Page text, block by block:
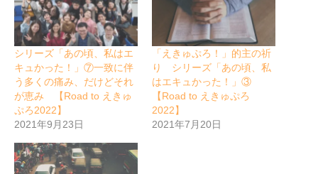
シリーズ「あの頃、私はエ
キュかった！」⑦一致に伴
う多くの痛み、だけどそれ
が恵み 【Road to えきゅ
ぷろ2022】
2021年9月23日
「えきゅぷろ！」的主の祈
り シリーズ「あの頃、私
はエキュかった！」③
【Road to えきゅぷろ
2022】
2021年7月20日